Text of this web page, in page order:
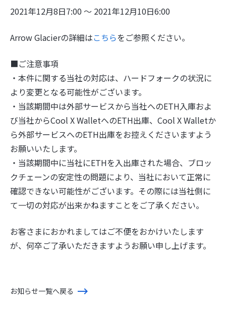
2021年12月8日7:00 ～ 2021年12月10日6:00
Arrow Glacierの詳細はこちらをご参照ください。
■ご注意事項
・本件に関する当社の対応は、ハードフォークの状況に
より変更となる可能性がございます。
・当該期間中は外部サービスから当社へのETH入庫およ
び当社からCool X WalletへのETH出庫、Cool X Walletか
ら外部サービスへのETH出庫をお控えくださいますよう
お願いいたします。
・当該期間中に当社にETHを入出庫された場合、ブロッ
クチェーンの安定性の問題により、当社において正常に
確認できない可能性がございます。その際には当社側に
て一切の対応が出来かねますことをご了承ください。
お客さまにおかれましてはご不便をおかけいたします
が、何卒ご了承いただきますようお願い申し上げます。
お知らせ一覧へ戻る